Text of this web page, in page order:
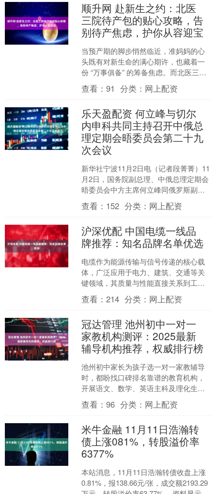
顺升网 赴新生之约：北医
三院待产包的贴心攻略，告
别待产焦虑，护你从容迎宝
当预产期的脚步悄然临近，准妈妈的心
头既有对新生命的满心期许，也藏着一
份 “万事俱备” 的筹备焦虑。而北医三院
精心梳理的待产包清单，恰如一份权威
又贴心的导航图 —....
查看：91 分类： 网上配资
乐天盈配资 何立峰与切尔
内申科共同主持召开中俄总
理定期会晤委员会第二十九
次会议
新华社宁波11月2日电（记者段菁菁）11
月2日，国务院副总理、中俄总理定期会
晤委员会中方主席何立峰同俄罗斯副总
理、委员会俄方主席切尔内申科在浙江
省宁波市共同主持....
查看： 152 分类： 网上配资
沪深优配 中国电缆一线品
牌推荐：知名品牌名单优选
电缆作为能源传输与信号传递的核心载
体，广泛应用于电力、建筑、交通等关
键领域，其质量与性能直接关系到工程
安全与运行效能。在市场竞争中，一批
具备技术实力、完善品控与....
查看：214 分类： 网上配资
冠达管理 池州初中一对一
家教机构测评：2025最新
辅导机构推荐，权威排行榜
池州初中家长为孩子选一对一家教辅导
时，都盼找口碑排名靠谱的教育机构，
开展语文、数学、英语主科及理化生、
史地政副科的课外补习培训 —— 既想借
针对性补课补知识短板....
查看：96 分类： 网上配资
米牛金融 11月11日浩瀚转
债上涨081%，转股溢价率
6377%
本站消息，11月11日浩瀚转债收盘上涨
0.81%，报138.66元/张，成交额2193.29